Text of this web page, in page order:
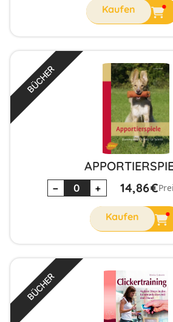
− + 14,86€
BÜCHER
BÜCHER